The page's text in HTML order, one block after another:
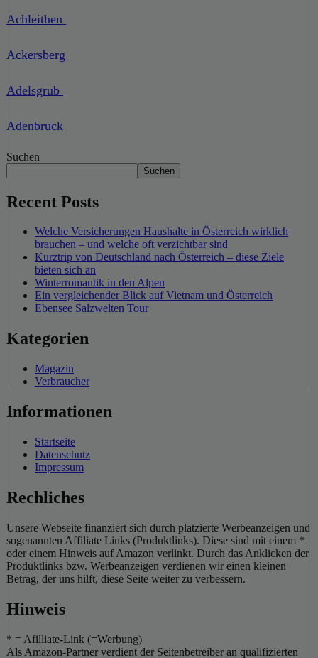
Achleithen
Ackersberg
Adelsgrub
Adenbruck
Suchen
Suchen
Recent Posts
Welche Versicherungen Haushalte in Österreich wirklich
brauchen – und welche oft verzichtbar sind
Kurztrip von Deutschland nach Österreich – diese Ziele
bieten sich an
Winterromantik in den Alpen
Ein vergleichender Blick auf Vietnam und Österreich
Ebensee Salzwelten Tour
Kategorien
Magazin
Verbraucher
Informationen
Startseite
Datenschutz
Impressum
Rechliches
Unsere Webseite finanziert sich durch platzierte Werbeanzeigen und
sogenannten Affiliate Links (Produktlinks). Diese sind mit einem *
oder einem Hinweis auf Amazon verlinkt. Durch das Anklicken der
Produktlinks bzw. Werbeanzeigen verdienen wir einen kleinen
Betrag, der uns hilft, diese Seite weiter zu verbessern.
Hinweis
* = Afilliate-Link (=Werbung)
Als Amazon-Partner verdient der Seitenbetreiber an qualifizierten